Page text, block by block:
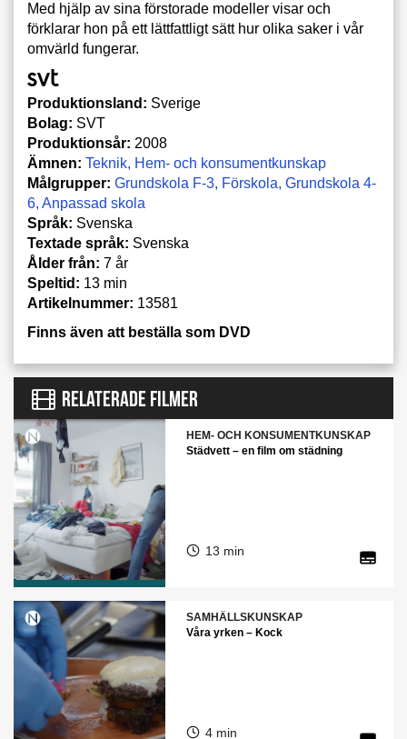
Med hjälp av sina förstorade modeller visar och
förklarar hon på ett lättfattligt sätt hur olika saker i vår
omvärld fungerar.
Produktionsland: Sverige
Bolag: SVT
Produktionsår: 2008
Ämnen: Teknik Hem- och konsumentkunskap
Målgrupper: Grundskola F-3 Förskola Grundskola 4-
6 Anpassad skola
Språk: Svenska
Textade språk: Svenska
Ålder från: 7 år
Speltid: 13 min
Artikelnummer: 13581
Finns även att beställa som DVD
RELATERADE FILMER
HEM- OCH KONSUMENTKUNSKAP
Städvett – en film om städning
13 min
SAMHÄLLSKUNSKAP
Våra yrken – Kock
4 min